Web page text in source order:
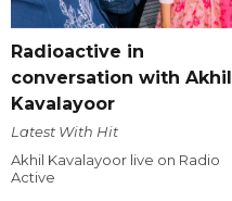
Radioactive in
conversation with Akhil
Kavalayoor
Latest With Hit
Akhil Kavalayoor live on Radio
Active